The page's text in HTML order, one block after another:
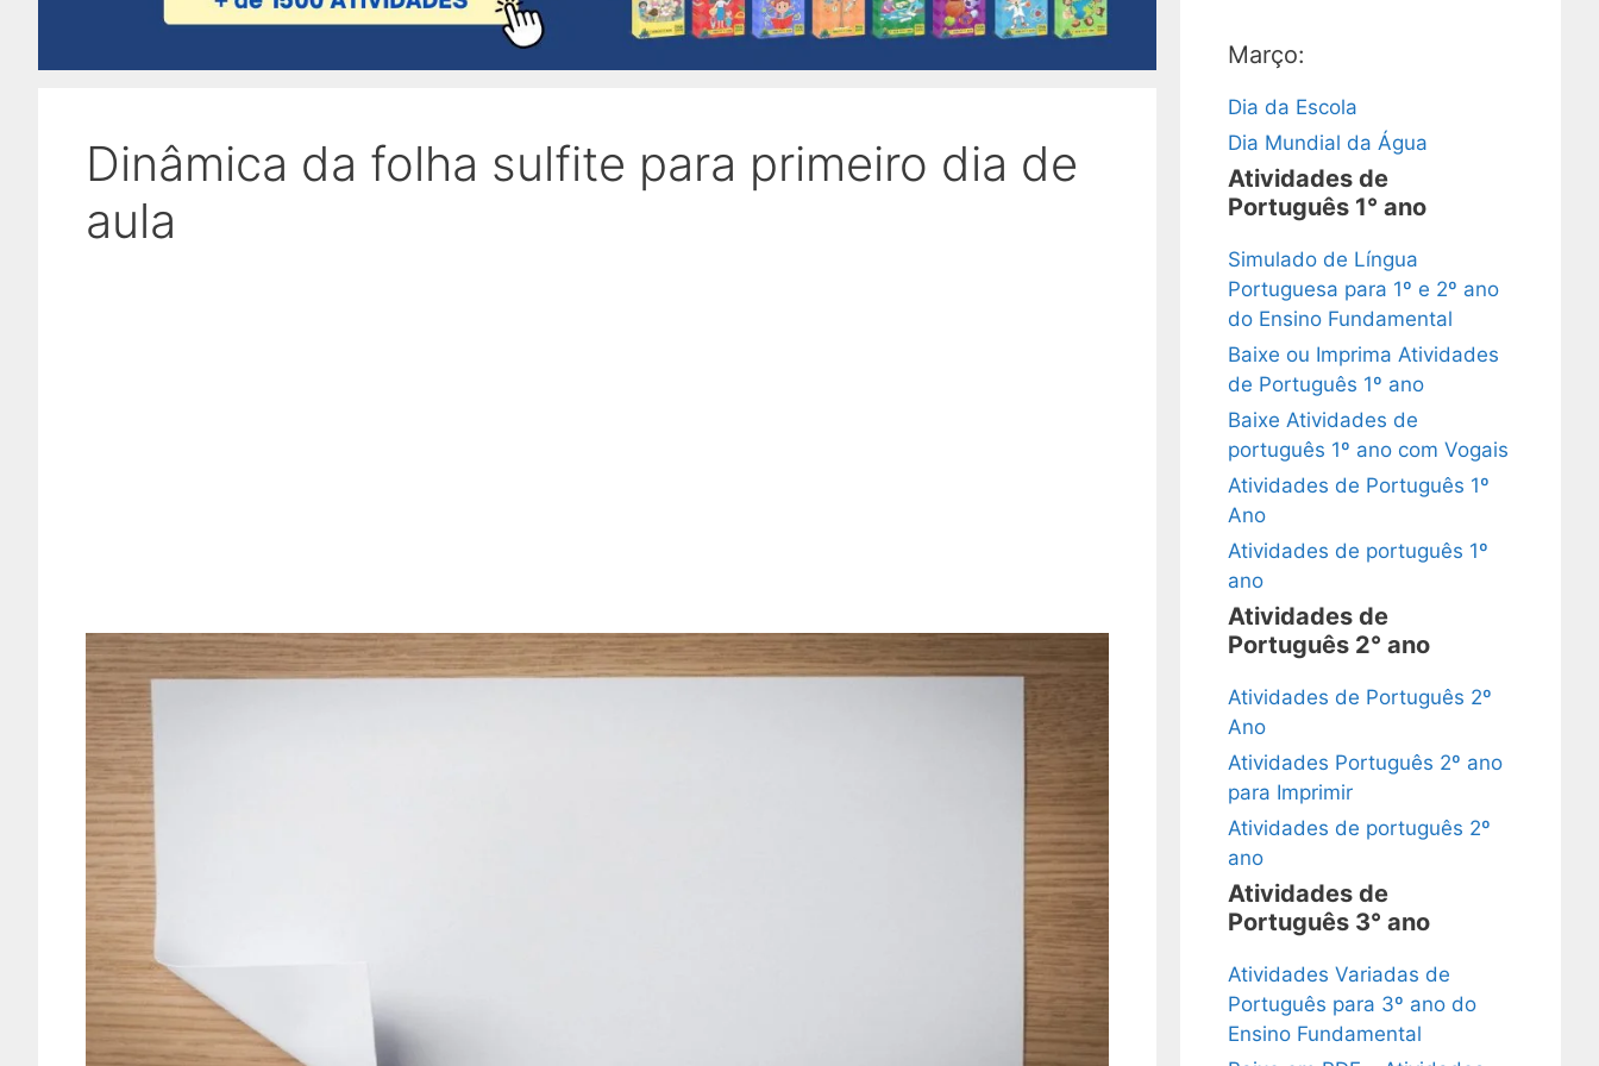
Dinâmica da folha sulfite para primeiro dia de
aula
Março:
Dia da Escola
Dia Mundial da Água
Atividades de
Português 1° ano
Simulado de Língua
Portuguesa para 1º e 2º ano
do Ensino Fundamental
Baixe ou Imprima Atividades
de Português 1º ano
Baixe Atividades de
português 1º ano com Vogais
Atividades de Português 1º
Ano
Atividades de português 1º
ano
Atividades de
Português 2° ano
Atividades de Português 2º
Ano
Atividades Português 2º ano
para Imprimir
Atividades de português 2º
ano
Atividades de
Português 3° ano
Atividades Variadas de
Português para 3º ano do
Ensino Fundamental